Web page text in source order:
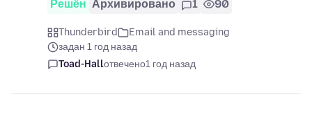
Решён Архивировано 1 90
Thunderbird
Email and messaging
задан 1 год назад
Toad-Hallотвечено1 год назад